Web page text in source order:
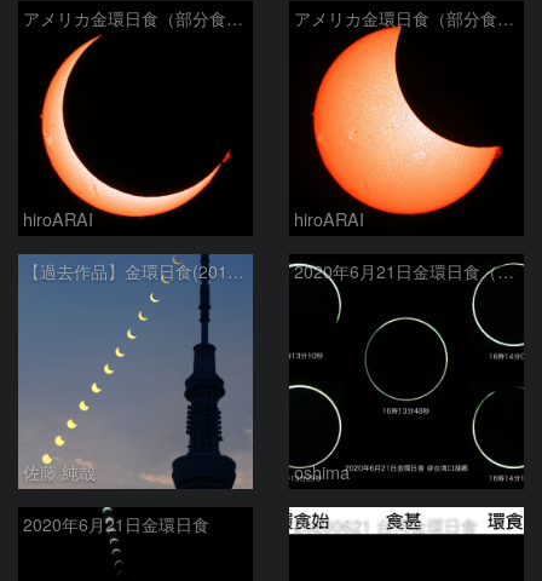
アメリカ金環日食（部分食その２）
hiroARAI
アメリカ金環日食（部分食その１）
hiroARAI
【過去作品】金環日食(2012年5月21日)の連続写真と東京スカイツリー
佐藤 純哉
2020年6月21日金環日食（拡大）
oshima
2020年6月21日金環日食 20200621 台湾金環日食